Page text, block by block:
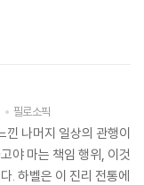
아역
필로소픽
낀 나머지 일상의 관행이
야 마는 책임 행위, 이것
. 하벨은 이 진리 전통에